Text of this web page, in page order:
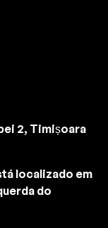
2, Timișoara
localizado em
do